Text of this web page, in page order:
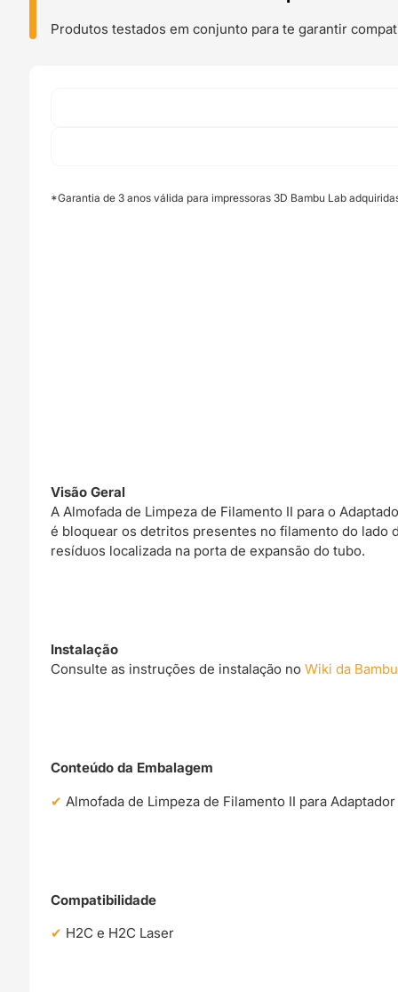
Adapter
Lab
Produtos testados em conjunto para te garantir
*Garantia de 3 anos válida para impressoras 3D Bambu Lab
Visão Geral
A Almofada de Limpeza de Filamento II para o
é bloquear os detritos presentes no filamento do lado
resíduos localizada na porta de expansão do tubo.
Instalação
Consulte as instruções de instalação noWiki da
Conteúdo da Embalagem
Almofada de Limpeza de Filamento II para
Compatibilidade
H2C e H2C Laser